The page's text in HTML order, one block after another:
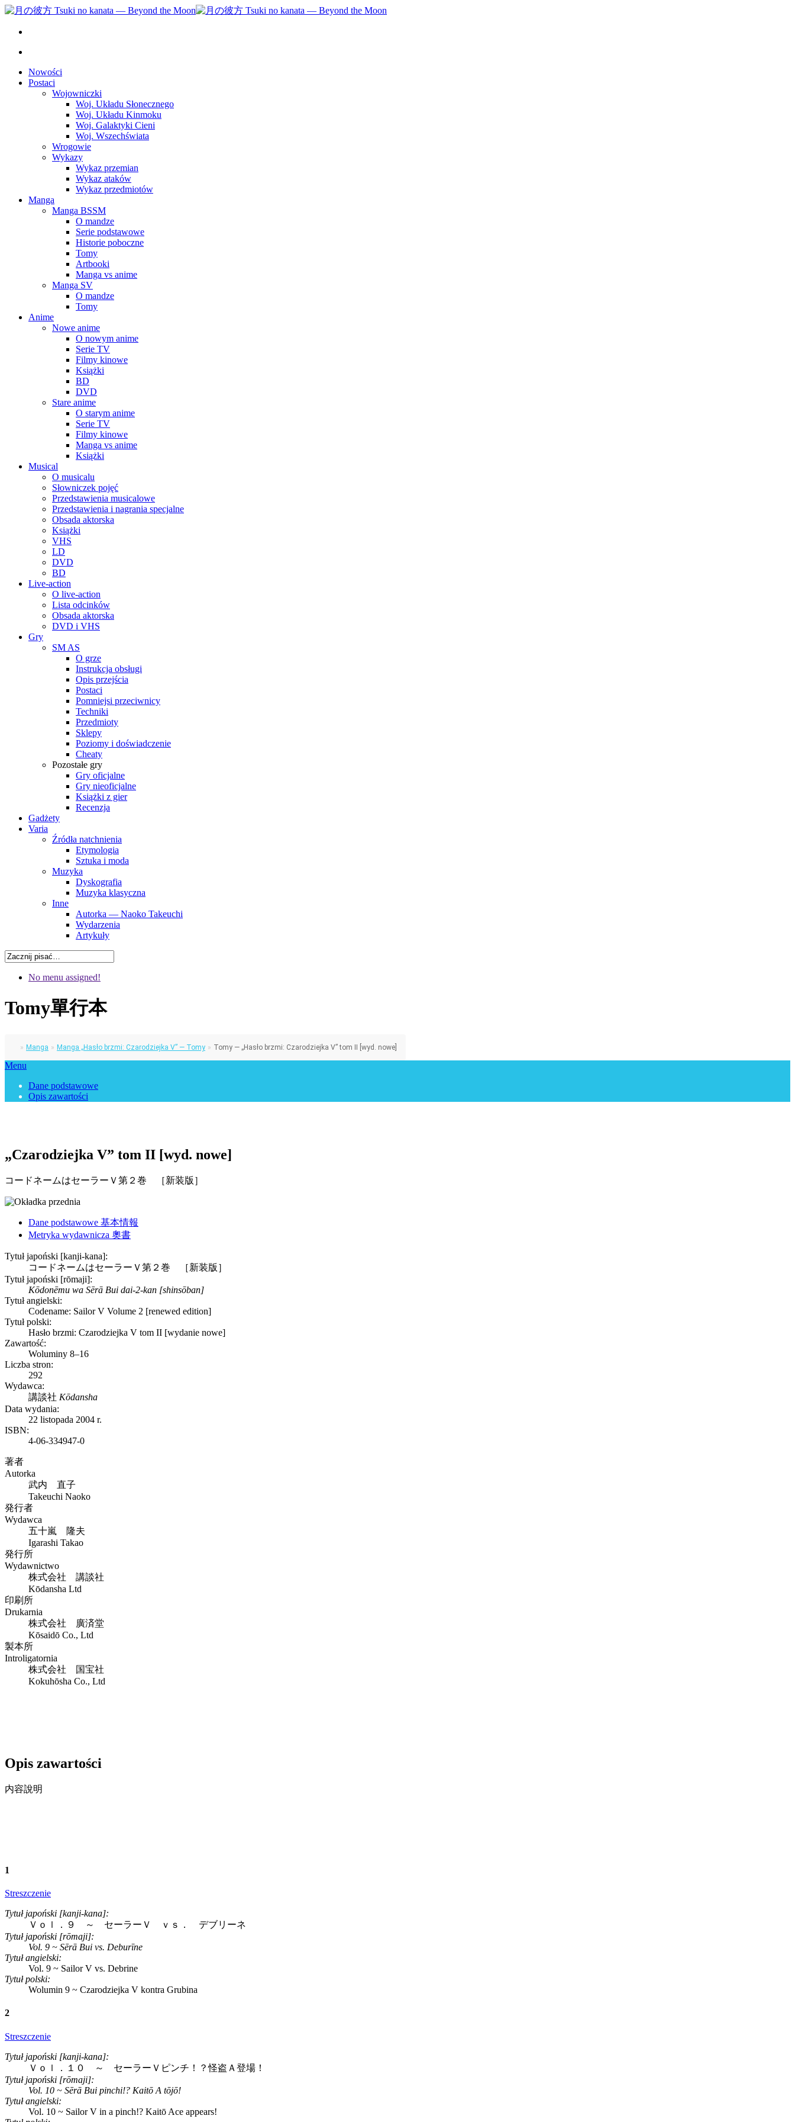
Nowości
Postaci
Wojowniczki
Woj. Układu Słonecznego
Woj. Układu Kinmoku
Woj. Galaktyki Cieni
Woj. Wszechświata
Wrogowie
Wykazy
Wykaz przemian
Wykaz ataków
Wykaz przedmiotów
Manga
Manga BSSM
O mandze
Serie podstawowe
Historie poboczne
Tomy
Artbooki
Manga vs anime
Manga SV
O mandze
Tomy
Anime
Nowe anime
O nowym anime
Serie TV
Filmy kinowe
Książki
BD
DVD
Stare anime
O starym anime
Serie TV
Filmy kinowe
Manga vs anime
Książki
Musical
O musicalu
Słowniczek pojęć
Przedstawienia musicalowe
Przedstawienia i nagrania specjalne
Obsada aktorska
Książki
VHS
LD
DVD
BD
Live-action
O live-action
Lista odcinków
Obsada aktorska
DVD i VHS
Gry
SM AS
O grze
Instrukcja obsługi
Opis przejścia
Postaci
Pomniejsi przeciwnicy
Techniki
Przedmioty
Sklepy
Poziomy i doświadczenie
Cheaty
Pozostałe gry
Gry oficjalne
Gry nieoficjalne
Książki z gier
Recenzja
Gadżety
Varia
Źródła natchnienia
Etymologia
Sztuka i moda
Muzyka
Dyskografia
Muzyka klasyczna
Inne
Autorka — Naoko Takeuchi
Wydarzenia
Artykuły
No menu assigned!
Tomy單行本
» Manga » Manga „Hasło brzmi: Czarodziejka V” — Tomy » Tomy — „Hasło brzmi: Czarodziejka V” tom II [wyd. nowe]
Menu
Dane podstawowe
Opis zawartości
„Czarodziejka V” tom II [wyd. nowe]
コードネームはセーラーＶ第２巻 ［新装版］
Dane podstawowe 基本情報
Metryka wydawnicza 奧書
Tytuł japoński [kanji-kana]:
コードネームはセーラーＶ第２巻 ［新装版］
Tytuł japoński [rōmaji]:
Kōdonēmu wa Sērā Bui dai-2-kan [shinsōban]
Tytuł angielski:
Codename: Sailor V Volume 2 [renewed edition]
Tytuł polski:
Hasło brzmi: Czarodziejka V tom II [wydanie nowe]
Zawartość:
Woluminy 8–16
Liczba stron:
292
Wydawca:
講談社 Kōdansha
Data wydania:
22 listopada 2004 r.
ISBN:
4-06-334947-0
著者
Autorka
武内 直子
Takeuchi Naoko
発行者
Wydawca
五十嵐 隆夫
Igarashi Takao
発行所
Wydawnictwo
株式会社 講談社
Kōdansha Ltd
印刷所
Drukarnia
株式会社 廣済堂
Kōsaidō Co., Ltd
製本所
Introligatornia
株式会社 国宝社
Kokuhōsha Co., Ltd
Opis zawartości
内容說明
1
Streszczenie
Tytuł japoński [kanji-kana]:
Ｖｏｌ．９ ～ セーラーＶ ｖｓ． デブリーネ
Tytuł japoński [rōmaji]:
Vol. 9 ~ Sērā Bui vs. Deburīne
Tytuł angielski:
Vol. 9 ~ Sailor V vs. Debrine
Tytuł polski:
Wolumin 9 ~ Czarodziejka V kontra Grubina
2
Streszczenie
Tytuł japoński [kanji-kana]:
Ｖｏｌ．１０ ～ セーラーＶピンチ！？怪盗Ａ登場！
Tytuł japoński [rōmaji]:
Vol. 10 ~ Sērā Bui pinchi!? Kaitō A tōjō!
Tytuł angielski:
Vol. 10 ~ Sailor V in a pinch!? Kaitō Ace appears!